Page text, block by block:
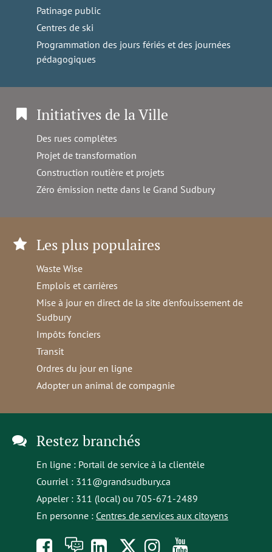
Patinage public
Centres de ski
Programmation des jours fériés et des journées
pédagogiques
Initiatives de la Ville
Des rues complètes
Projet de transformation
Construction routière et projets
Zéro émission nette dans le Grand Sudbury
Les plus populaires
Waste Wise
Emplois et carrières
Mise à jour en direct de la site d'enfouissement de
Sudbury
Impôts fonciers
Transit
Ordres du jour en ligne
Adopter un animal de compagnie
Restez branchés
En ligne : Portail de service à la clientèle
Courriel : 311@grandsudbury.ca
Appeler : 311 (local) ou 705-671-2489
En personne : Centres de services aux citoyens
Like À
opensFollowFollow